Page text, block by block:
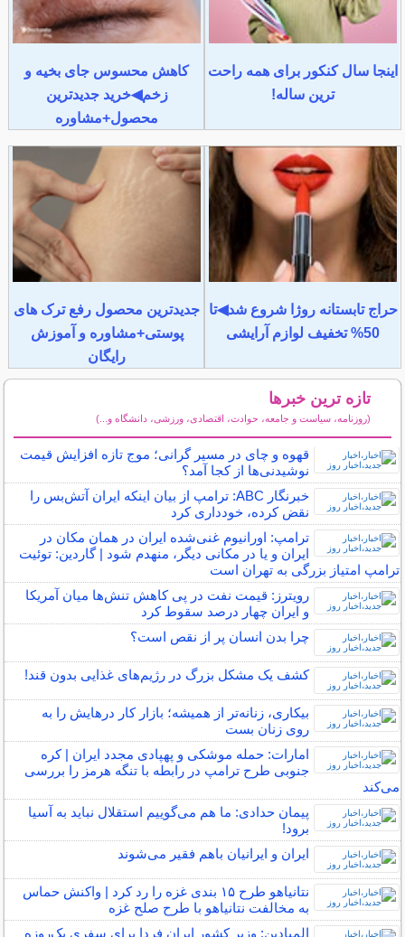
اینجا سال کنکور برای همه راحت
ترین ساله!
کاهش محسوس جای بخیه و
زخم◀خرید جدیدترین
محصول+مشاوره
حراج تابستانه روژا شروع شد◀تا
50% تخفیف لوازم آرایشی
جدیدترین محصول رفع ترک های
پوستی+مشاوره و آموزش
رایگان
تازه ترین خبرها
(روزنامه، سیاست و جامعه، حوادث، اقتصادی، ورزشی، دانشگاه و...)
قهوه و چای در مسیر گرانی؛ موج تازه افزایش قیمت
نوشیدنی‌ها از کجا آمد؟
خبرنگار ABC: ترامپ از بیان اینکه ایران آتش‌بس را
نقض کرده، خودداری کرد
ترامپ: اورانیوم غنی‌شده ایران در همان مکان در
ایران و یا در مکانی دیگر، منهدم شود | گاردین: توئیت
ترامپ امتیاز بزرگی به تهران است
رویترز: قیمت نفت در پی کاهش تنش‌ها میان آمریکا
و ایران چهار درصد سقوط کرد
چرا بدن انسان پر از نقص است؟
کشف یک مشکل بزرگ در رژیم‌های غذایی بدون قند!
بیکاری، زنانه‌تر از همیشه؛ بازار کار درهایش را به
روی زنان بست
امارات: حمله موشکی و پهپادی مجدد ایران | کره
جنوبی طرح ترامپ در رابطه با تنگه هرمز را بررسی
می‌کند
پیمان حدادی: ما هم می‌گوییم استقلال نباید به آسیا
برود!
ایران و ایرانیان باهم فقیر می‌شوند
نتانیاهو طرح ۱۵ بندی غزه را رد کرد | واکنش حماس
به مخالفت نتانیاهو با طرح صلح غزه
المیادین: وزیر کشور ایران فردا برای سفری یک‌روزه